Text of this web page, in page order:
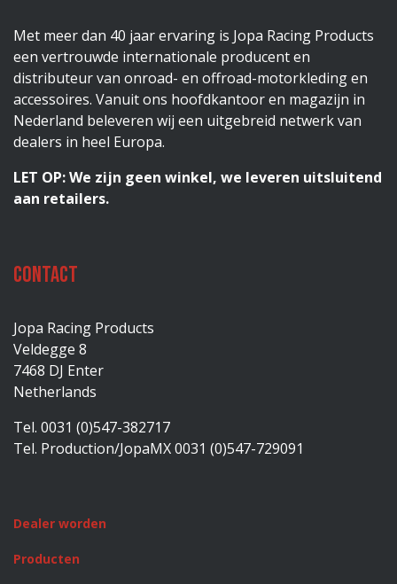
Met meer dan 40 jaar ervaring is Jopa Racing Products
een vertrouwde internationale producent en
distributeur van onroad- en offroad-motorkleding en
accessoires. Vanuit ons hoofdkantoor en magazijn in
Nederland beleveren wij een uitgebreid netwerk van
dealers in heel Europa.
LET OP: We zijn geen winkel, we leveren uitsluitend
aan retailers.
Contact
Jopa Racing Products
Veldegge 8
7468 DJ Enter
Netherlands
Tel. 0031 (0)547-382717
Tel. Production/JopaMX 0031 (0)547-729091
Dealer worden
Producten